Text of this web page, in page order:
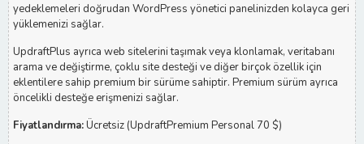
yedeklemeleri doğrudan WordPress yönetici panelinizden kolayca geri
yüklemenizi sağlar.
UpdraftPlus ayrıca web sitelerini taşımak veya klonlamak, veritabanı
arama ve değiştirme, çoklu site desteği ve diğer birçok özellik için
eklentilere sahip premium bir sürüme sahiptir. Premium sürüm ayrıca
öncelikli desteğe erişmenizi sağlar.
Fiyatlandırma:Ücretsiz (UpdraftPremium Personal 70 $)